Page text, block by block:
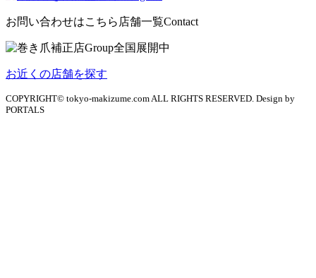
お問い合わせはこちら 店舗一覧Contact
お近くの店舗を探す
COPYRIGHT© tokyo-makizume.com ALL RIGHTS RESERVED. Design by
PORTALS